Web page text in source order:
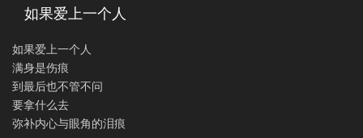
如果爱上一个人
如果爱上一个人
满身是伤痕
到最后也不管不问
要拿什么去
弥补内心与眼角的泪痕